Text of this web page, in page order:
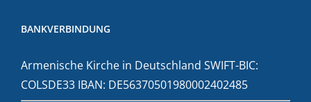
BANKVERBINDUNG
Armenische Kirche in Deutschland SWIFT-BIC:
COLSDE33 IBAN: DE56370501980002402485